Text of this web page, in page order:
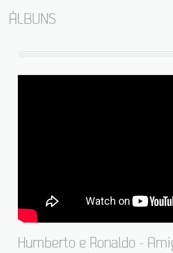
ÁLBUNS
Humberto e Ronaldo -